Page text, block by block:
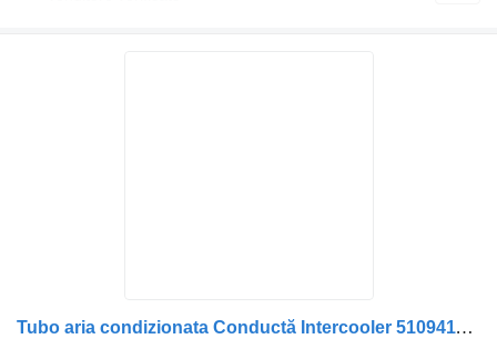
Tubo aria condizionata Conductă Intercooler 51094110549 per camion MAN 51094110549 / 51094110934